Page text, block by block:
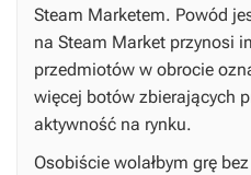
Steam Marketem. Powód
na Steam Market przynosi
przedmiotów w obrocie
więcej botów zbierających
aktywność na rynku.
Osobiście wolałbym grę